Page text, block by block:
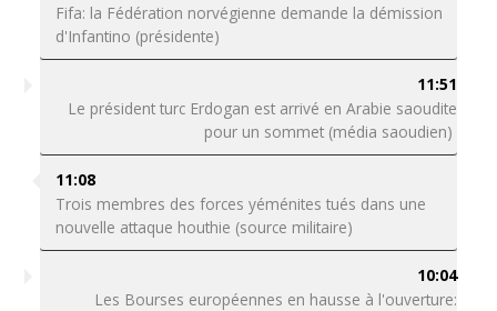
Fifa: la Fédération norvégienne demande la démission
d'Infantino (présidente)
11:51
Le président turc Erdogan est arrivé en Arabie saoudite
pour un sommet (média saoudien)
11:08
Trois membres des forces yéménites tués dans une
nouvelle attaque houthie (source militaire)
10:04
Les Bourses européennes en hausse à l'ouverture: